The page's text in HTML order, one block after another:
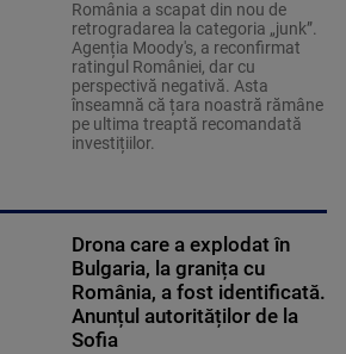
România a scapat din nou de
retrogradarea la categoria „junk”.
Agenția Moody's, a reconfirmat
ratingul României, dar cu
perspectivă negativă. Asta
înseamnă că țara noastră rămâne
pe ultima treaptă recomandată
investițiilor.
Drona care a explodat în
Bulgaria, la granița cu
România, a fost identificată.
Anunțul autorităților de la
Sofia